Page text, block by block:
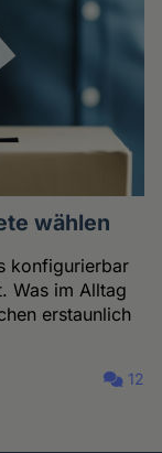
wählen
konfigurierbar
Was im Alltag
erstaunlich
12